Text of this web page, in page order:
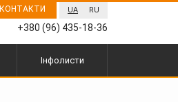
UA RU
КОНТАКТИ
+380 (96) 435-18-36
Інфолисти